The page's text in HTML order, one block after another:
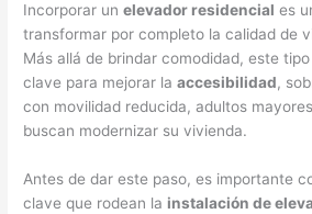
Incorporar unelevador residencial es
transformar por completo la calidad de
Más allá de brindar comodidad, este
clave para mejorar laaccesibilidad,
con movilidad reducida, adultos
buscan modernizar su vivienda.
Antes de dar este paso, es importante
clave que rodean la instalación de